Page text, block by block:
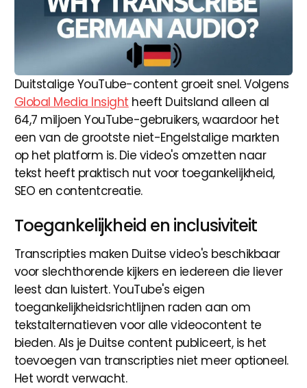
Duitstalige YouTube-content groeit snel. Volgens
Global Media Insight heeft Duitsland alleen al
64,7 miljoen YouTube-gebruikers, waardoor het
een van de grootste niet-Engelstalige markten
op het platform is. Die video's omzetten naar
tekst heeft praktisch nut voor toegankelijkheid,
SEO en contentcreatie.
Toegankelijkheid en inclusiviteit
Transcripties maken Duitse video's beschikbaar
voor slechthorende kijkers en iedereen die liever
leest dan luistert. YouTube's eigen
toegankelijkheidsrichtlijnen raden aan om
tekstalternatieven voor alle videocontent te
bieden. Als je Duitse content publiceert, is het
toevoegen van transcripties niet meer optioneel.
Het wordt verwacht.